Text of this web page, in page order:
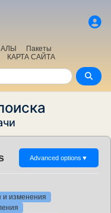
Пакеты
КАРТА САЙТА
Advanced options ▼
и изменения